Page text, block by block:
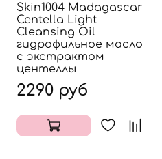
Skin1004 Madagascar
Centella Light
Cleansing Oil
гидрофильное масло
с экстрактом
центеллы
2290 руб